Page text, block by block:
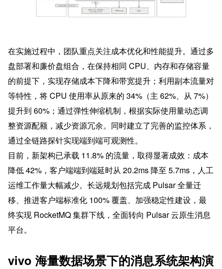
在实施过程中，团队重点关注成本优化和性能提升。通过多
盘部署和廉价盘组合，在保持相同 CPU、内存和存储容量
的前提下，实现存储成本下降和带宽提升；利用副本流量对
等特性，将 CPU 使用率从原来的 34%（主 62%、从 7%）
提升到 60%；通过弹性伸缩机制，根据实际使用量动态调
整资源配额，减少资源冗余。同时建立了完善的监控体系，
通过全链路探针实现端到端可观测性。
目前，新架构已承载 11.8% 的流量，取得显著成效：成本
降低 42%，客户端端到端延时从 20.2ms 降至 5.7ms，人工
运维工作量大幅减少。长远规划包括完成 Pulsar 全量迁
移、推进客户端标准化 100% 覆盖、加强稳定性建设，最
终实现 RocketMQ 集群下线，全面转向 Pulsar 云原生消息
平台。
vivo 海量数据场景下的消息系统架构演